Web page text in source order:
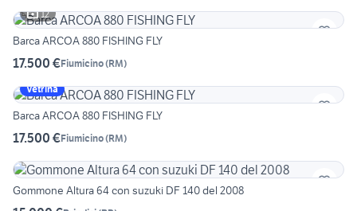
12
Barca ARCOA 880 FISHING FLY
17.500 €Fiumicino(RM)
Vetrina
Barca ARCOA 880 FISHING FLY
17.500 €Fiumicino(RM)
Gommone Altura 64 con suzuki DF 140 del 2008